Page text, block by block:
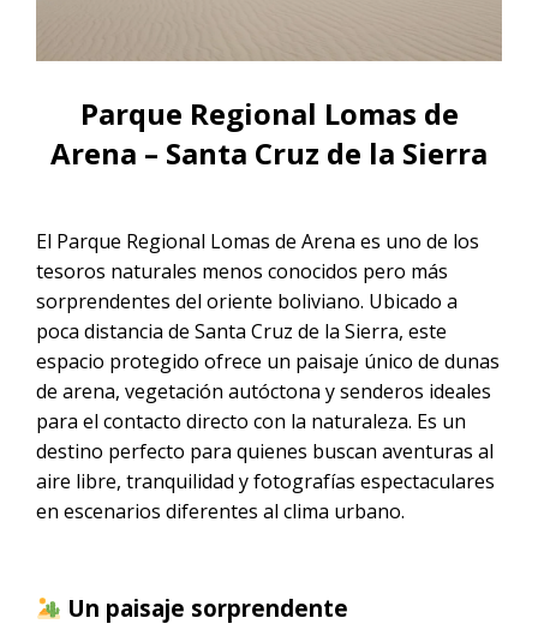
Vuelo
Tour Salar de Uyuni desde San
Tour Salar de Uyuni desde
Cochabamba en Vuelo | 2D/1N
Parque Regional Lomas de
Arena – Santa Cruz de la Sierra
El Parque Regional Lomas de Arena es uno de los
tesoros naturales menos conocidos pero más
sorprendentes del oriente boliviano. Ubicado a
poca distancia de Santa Cruz de la Sierra, este
espacio protegido ofrece un paisaje único de dunas
de arena, vegetación autóctona y senderos ideales
para el contacto directo con la naturaleza. Es un
destino perfecto para quienes buscan aventuras al
aire libre, tranquilidad y fotografías espectaculares
en escenarios diferentes al clima urbano.
Un paisaje sorprendente